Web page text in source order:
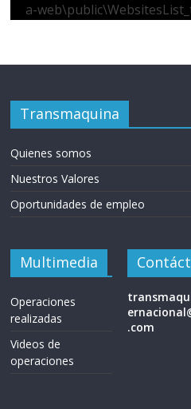
a-
Transmaquina
Quienes somos
Nuestros Valores
Oportunidades de empleo
Multimedia
Operaciones
realizadas
Videos de
operaciones
.com